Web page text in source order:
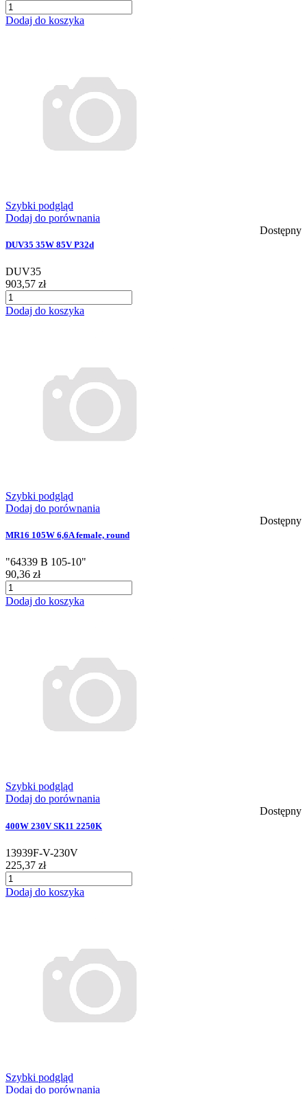
Dodaj do koszyka
Szybki podgląd
Dodaj do porównania
Dostępny
DUV35 35W 85V P32d
DUV35
903,57 zł
Dodaj do koszyka
Szybki podgląd
Dodaj do porównania
Dostępny
MR16 105W 6,6A female, round
"64339 B 105-10"
90,36 zł
Dodaj do koszyka
Szybki podgląd
Dodaj do porównania
Dostępny
400W 230V SK11 2250K
13939F-V-230V
225,37 zł
Dodaj do koszyka
Szybki podgląd
Dodaj do porównania